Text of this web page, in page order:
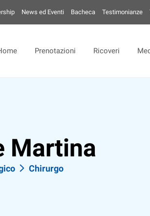
News ed Eventi Bacheca Testimonianze
Prenotazioni Ricoveri
Martina
Chirurgo